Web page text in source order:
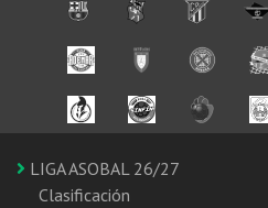
LIGA ASOBAL 26/27
Clasificación